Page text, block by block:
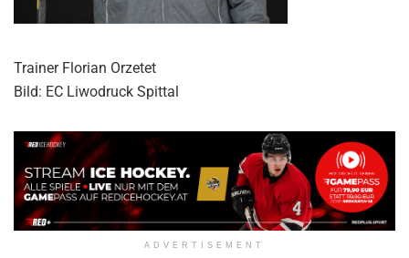
Trainer Florian Orzetet
Bild: EC Liwodruck Spittal
ADVERTISEMENT